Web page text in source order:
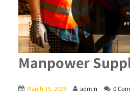
Manpower
March 15, 2023 admin 0